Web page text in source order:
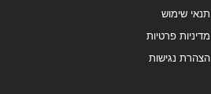
תנאי שימוש
מדיניות פרטיות
הצהרת נגישות